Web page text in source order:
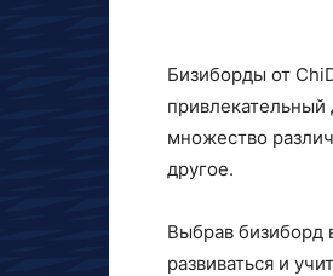
Бизиборды от
привлекательный
множество
другое.
Выбрав бизиборд
развиваться и